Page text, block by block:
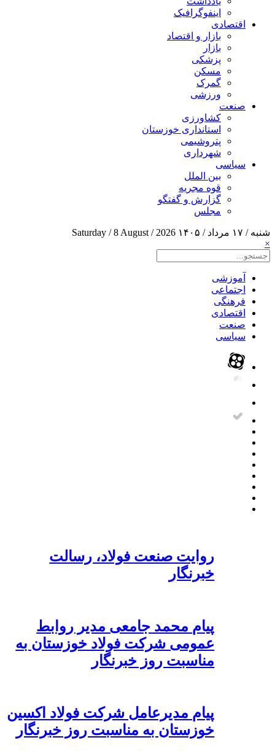
اینفوگرافیک
اقتصادی
بازار و اقتصاد
بازار
پزشکی
مسکن
گمرک
ورزشی
صنعت
کشاورزی
استانداری خوزستان
پتروشیمی
شهرداری
سیاسی
بین الملل
قوه مجریه
گزارش و گفتگو
مجلس
شنبه / ۱۷ مرداد / ۱۴۰۵
Saturday / 8 August / 2026
×
آموزشی
اجتماعی
فرهنگی
اقتصادی
صنعت
سیاسی
روایت صنعت فولاد،‌ رسالت
خبرنگار
پیام محمد جامعی مدیر روابط
عمومی شرکت فولاد خوزستان به
مناسبت روز خبرنگار
پیام مدیرعامل شرکت فولاد اکسین
خوزستان به مناسبت روز خبرنگار